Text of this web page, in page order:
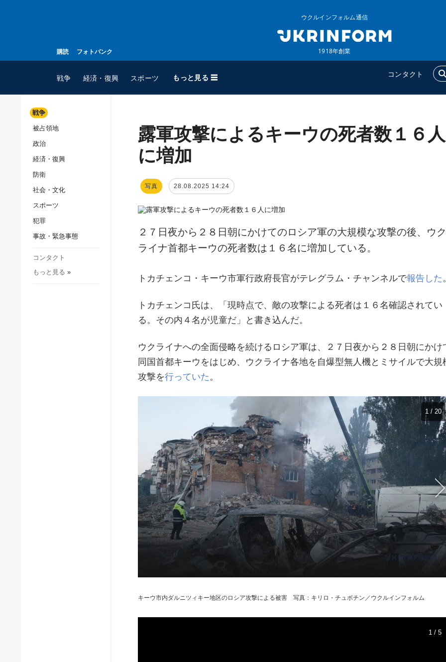
購読 フォトバンク
ウクルインフォルム通信
1918年創業
戦争 経済・復興 スポーツ もっと見る ☰ コンタクト
スポーツ
ウクルインフォルム
ウクルインフォルムについ
追加
特集
戦争
被占領地
政治
経済・復興
防衛
社会・文化
スポーツ
犯罪
事故・緊急事態
コンタクト
もっと見る »
露軍攻撃によるキーウの死者数１６人
に増加
写真 28.08.2025 14:24
２７日夜から２８日朝にかけてのロシア軍の大規模な攻撃の後、ウク
ライナ首都キーウの死者数は１６名に増加している。
トカチェンコ・キーウ市軍行政府長官がテレグラム・チャンネルで報告した
トカチェンコ氏は、「現時点で、敵の攻撃による死者は１６名確認されてい
る。その内４名が児童だ」と書き込んだ。
ウクライナへの全面侵略を続けるロシア軍は、２７日夜から２８日朝にかけ
同国首都キーウをはじめ、ウクライナ各地を自爆型無人機とミサイルで大規
攻撃を行っていた 。
1 / 20
キーウ市内ダルニツィキー地区のロシア攻撃による被害 写真：キリロ・チュボチン／ウクルインフォルム
1 / 5